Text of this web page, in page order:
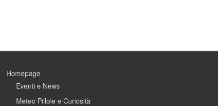
Homepage
Eventi e News
Meteo Pillole e Curiosità